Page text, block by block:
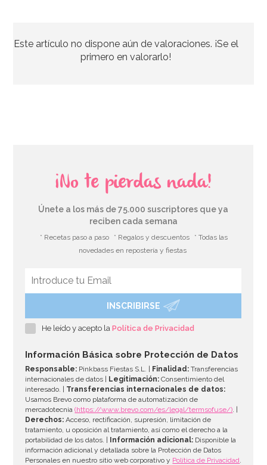
5,95€
AÑADIR
Este artículo no dispone aún de valoraciones. ¡Se el
primero en valorarlo!
¡No te pierdas nada!
Únete a los más de 75.000 suscriptores que ya
reciben cada semana
* Recetas paso a paso * Regalos y descuentos
* Todas las
novedades en repostería y fiestas
INSCRIBIRSE
He leído y acepto laPolítica de Privacidad
Información Básica sobre Protección de Datos
Responsable: Pinkbass Fiestas S.L. | Finalidad: Transferencias
internacionales de datos |
Legitimación: Consentimiento del
interesado. | Transferencias internacionales de datos:
Usamos Brevo como plataforma de automatización de
mercadotecnia(https://www.brevo.com/es/legal/termsofuse/). |
Derechos: Acceso, rectificación, supresión, limitación de
tratamiento, u oposición al tratamiento, así como el derecho a la
portabilidad de los datos. |
Información adicional: Disponible la
información adicional y detallada sobre la Protección de Datos
Personales en nuestro sitio web corporativo y Política de Privacidad.